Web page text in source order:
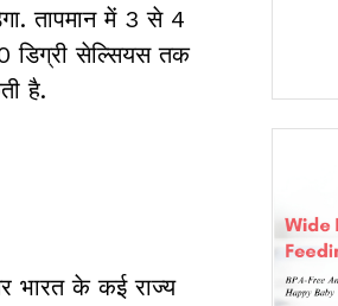
तापमान में 3 से 4
डिग्री सेल्सियस तक
है.
भारत के कई राज्य